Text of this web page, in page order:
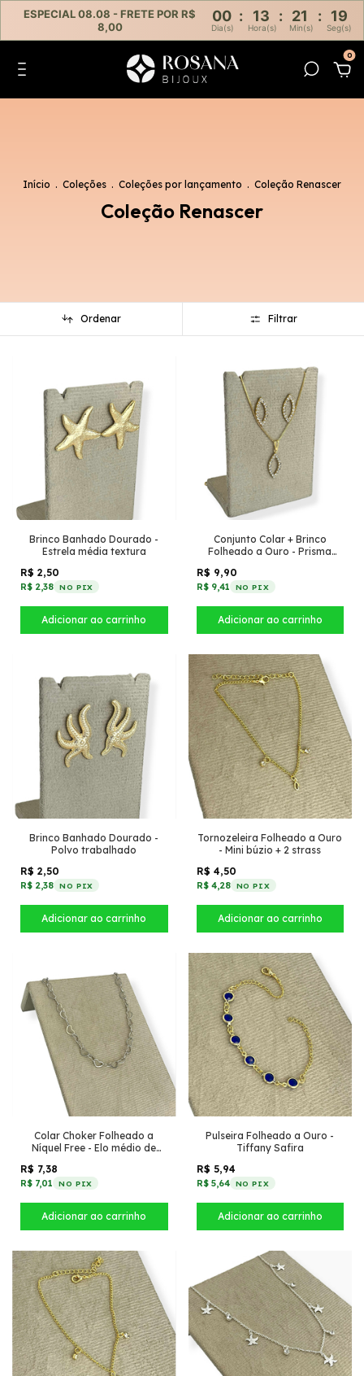
ESPECIAL 08.08 - FRETE POR R$
8,00
00 : 13 : 21 : 18
Dia(s) Hora(s) Min(s) Seg(s)
0
Início . Coleções . Coleções por lançamento . Coleção Renascer
Coleção Renascer
Ordenar Filtrar
Brinco Banhado Dourado -
Estrela média textura
R$ 2,50
R$ 2,38 NO PIX
Conjunto Colar + Brinco
Folheado a Ouro - Prisma
R$ 9,90
R$ 9,41 NO PIX
Brinco Banhado Dourado -
Polvo trabalhado
R$ 2,50
R$ 2,38 NO PIX
Tornozeleira Folheado a Ouro
- Mini búzio + 2 strass
R$ 4,50
R$ 4,28 NO PIX
Colar Choker Folheado a
Níquel Free - Elo médio de
R$ 7,38
R$ 7,01 NO PIX
Pulseira Folheado a Ouro -
Tiffany Safira
R$ 5,94
R$ 5,64 NO PIX